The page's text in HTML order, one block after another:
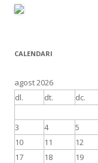
CALENDARI
agost 2026
dl.
dt. dc.
3
4 5
10
11 12
17
18 19